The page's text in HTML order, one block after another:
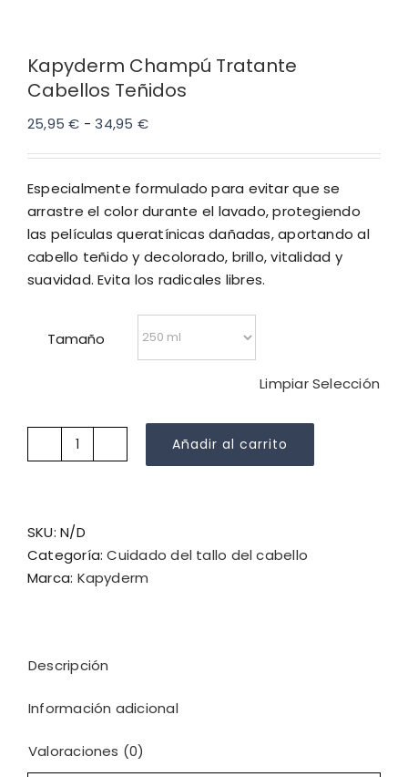
Kapyderm Champú Tratante
Cabellos Teñidos
25,95€ - 34,95 €Rango
desde
25,95 €
hasta
34,95 €
Especialmente formulado para evitar que se
arrastre el color durante el lavado, protegiendo
las películas queratínicas dañadas, aportando al
cabello teñido y decolorado, brillo, vitalidad y
suavidad. Evita los radicales libres.
Tamaño
Limpiar Selección
Kapyderm
Teñidos
cantidad
Añadir al carrito
SKU:N/D
Categoría:Cuidado del tallo del cabello
Marca: Kapyderm
Descripción
Información adicional
Valoraciones (0)